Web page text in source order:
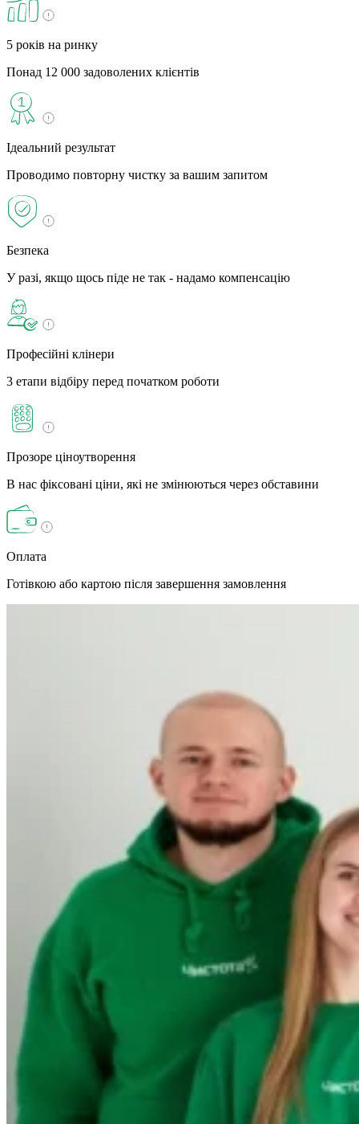
5 років на ринку
Понад 12 000 задоволених клієнтів
Ідеальний результат
Проводимо повторну чистку за вашим запитом
Безпека
У разі, якщо щось піде не так - надамо компенсацію
Професійні клінери
3 етапи відбіру перед початком роботи
Прозоре ціноутворення
В нас фіксовані ціни, які не змінюються через обставини
Оплата
Готівкою або картою після завершення замовлення